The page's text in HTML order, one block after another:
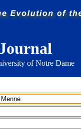
of Notre Dame